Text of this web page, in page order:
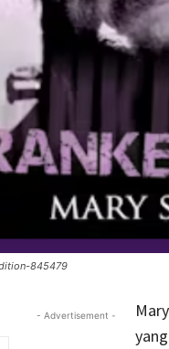
845479
- Advertisement -